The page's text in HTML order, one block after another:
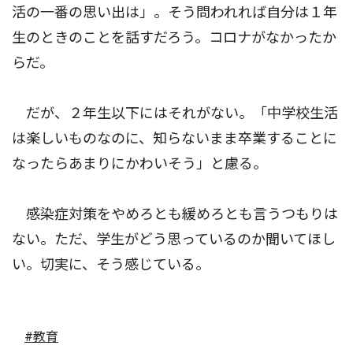
活の一番の思い出は」。そう問われれば自分は１年
生のときのことを話すだろう。コロナがなかったか
らだ。
だが、２年生以下にはそれがない。「中学校生活
は楽しいものなのに、知らないまま卒業することに
なったらあまりにかわいそう」と慮る。
感染症対策をやめろとも緩めろとも言うつもりは
ない。ただ、学生がどう思っているのか聞いてほし
い。切実に、そう感じている。
#教育